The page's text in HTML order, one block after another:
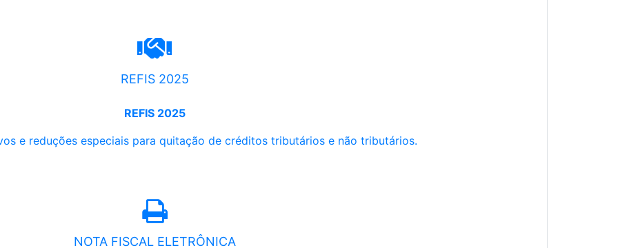
REFIS 2025
REFIS 2025
e reduções especiais para quitação de créditos tributários e não tributários.
NOTA FISCAL ELETRÔNICA